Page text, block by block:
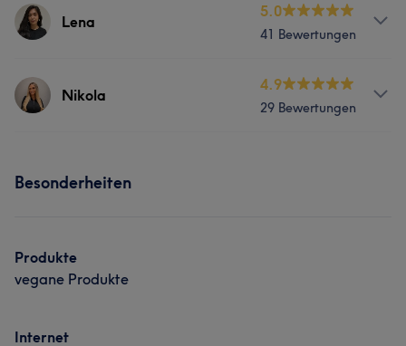
Services
Lena
5.0
41 Bewertungen
Services
Nikola
4.9
29 Bewertungen
Besonderheiten
Produkte
vegane Produkte
Internet